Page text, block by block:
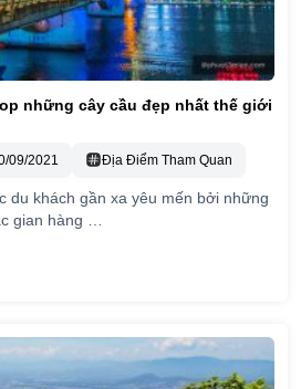
những cây cầu đẹp nhất thế giới
09/2021 Địa Điểm Tham Quan
du khách gần xa yêu mến bởi những
gian hàng …